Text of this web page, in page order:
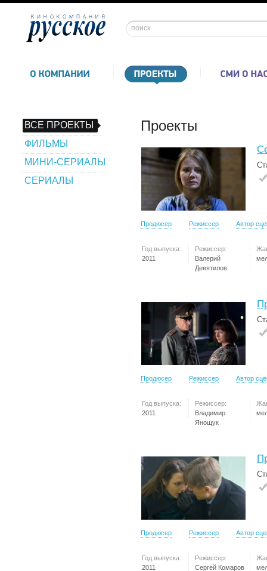
ВСЕ ПРОЕКТЫ
ФИЛЬМЫ
МИНИ-СЕРИАЛЫ
СЕРИАЛЫ
Проекты
Продюсер Режиссер Автор
Год выпуска:
2011
Режиссер:
Валерий
Девятилов
Продюсер Режиссер Автор
Год выпуска:
2011
Режиссер:
Владимир
Янощук
Продюсер Режиссер Автор
Год выпуска:
2011
Режиссер:
Сергей Комаров